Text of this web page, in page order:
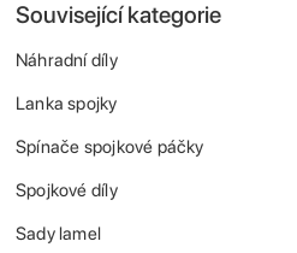
Související kategorie
Náhradní díly
Lanka spojky
Spínače spojkové páčky
Spojkové díly
Sady lamel